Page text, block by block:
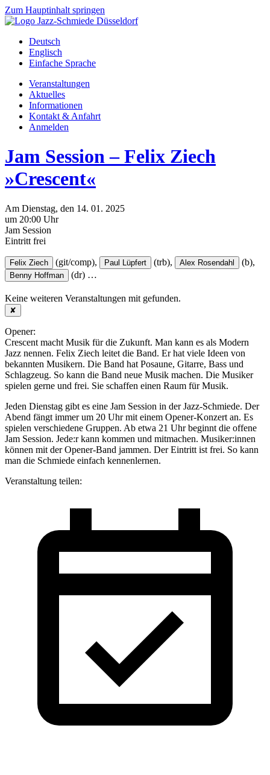
Zum Hauptinhalt springen
Deutsch
Englisch
Einfache Sprache
Veranstaltungen
Aktuelles
Informationen
Kontakt & Anfahrt
Anmelden
Jam Session – Felix Ziech
»Crescent«
Am Dienstag, den 14. 01. 2025
um 20:00 Uhr
Jam Session
Eintritt frei
Felix Ziech (git/comp), Paul Lüpfert (trb), Alex Rosendahl (b),
Benny Hoffman (dr) …
Keine weiteren Veranstaltungen mit gefunden.
✘
Opener:
Crescent macht Musik für die Zukunft. Man kann es als Modern
Jazz nennen. Felix Ziech leitet die Band. Er hat viele Ideen von
bekannten Musikern. Die Band hat Posaune, Gitarre, Bass und
Schlagzeug. So kann die Band neue Musik machen. Die Musiker
spielen gerne und frei. Sie schaffen einen Raum für Musik.
Jeden Dienstag gibt es eine Jam Session in der Jazz-Schmiede. Der
Abend fängt immer um 20 Uhr mit einem Opener-Konzert an. Es
spielen verschiedene Gruppen. Ab etwa 21 Uhr beginnt die offene
Jam Session. Jede:r kann kommen und mitmachen. Musiker:innen
können mit der Opener-Band jammen. Der Eintritt ist frei. So kann
man die Schmiede einfach kennenlernen.
Veranstaltung teilen: